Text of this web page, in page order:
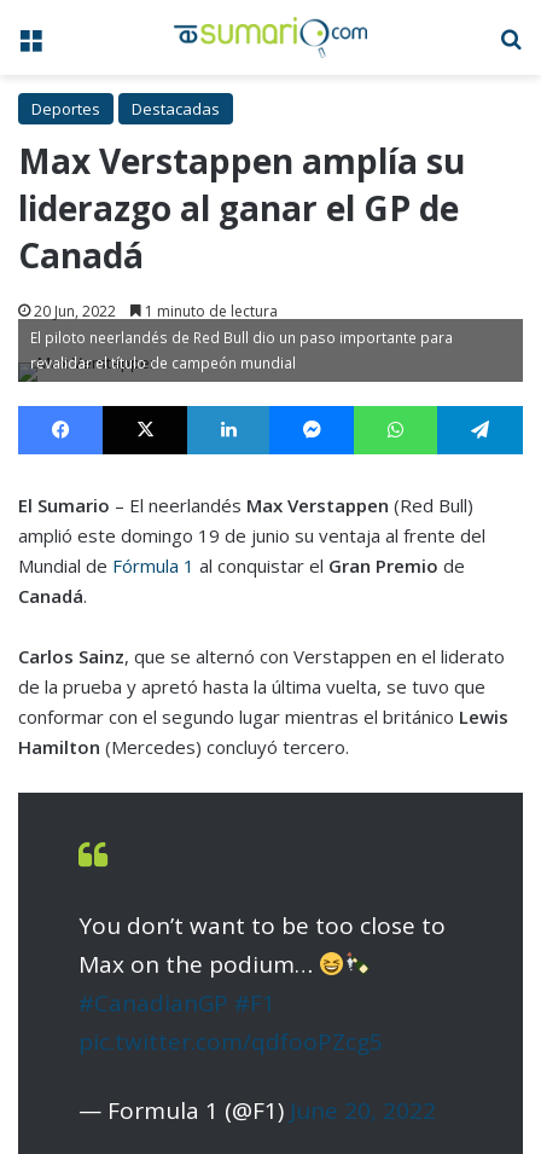
Menú
Deportes Destacadas
Max Verstappen amplía su
liderazgo al ganar el GP de
Canadá
20 Jun, 2022 1 minuto de lectura
El piloto neerlandés de Red Bull dio un paso importante para
revalidar el título de campeón mundial
Facebook X LinkedIn MessengerWhatsApp
El Sumario – El neerlandés Max Verstappen (Red Bull)
amplió este domingo 19 de junio su ventaja al frente del
Mundial de Fórmula 1 al conquistar el Gran Premio de
Canadá.
Carlos Sainz, que se alternó con Verstappen en el liderato
de la prueba y apretó hasta la última vuelta, se tuvo que
conformar con el segundo lugar mientras el británico Lewis
Hamilton (Mercedes) concluyó tercero.
You don’t want to be too close to
Max on the podium…
#CanadianGP #F1
pic.twitter.com/qdfooPZcg5
— Formula 1 (@F1) June 20, 2022